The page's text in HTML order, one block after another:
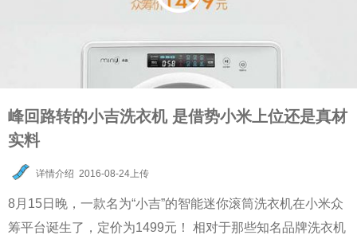
峰回路转的小吉洗衣机 是借势小米上位还是真材
实料
详情介绍 2016-08-24上传
8月15日晚，一款名为“小吉”的智能迷你滚筒洗衣机在小米众
筹平台诞生了，定价为1499元！ 相对于那些知名品牌洗衣机